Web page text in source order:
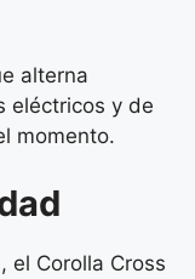
alterna
eléctricos y de
momento.
el Corolla Cross